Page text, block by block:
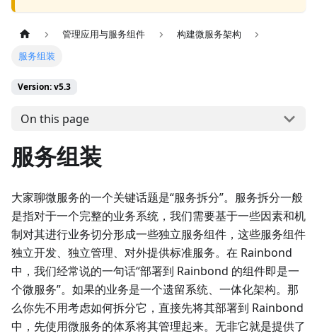
管理应用与服务组件
构建微服务架构
服务组装
Version: v5.3
On this page
服务组装
大家聊微服务的一个关键话题是“服务拆分”。服务拆分一般
是指对于一个完整的业务系统，我们需要基于一些因素和机
制对其进行业务切分形成一些独立服务组件，这些服务组件
独立开发、独立管理、对外提供标准服务。在 Rainbond
中，我们经常说的一句话“部署到 Rainbond 的组件即是一
个微服务”。如果的业务是一个遗留系统、一体化架构。那
么你先不用考虑如何拆分它，直接先将其部署到 Rainbond
中，先使用微服务的体系将其管理起来。无非它就是提供了